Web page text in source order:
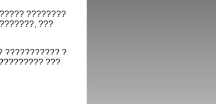
????????
???
??????????? ?
???